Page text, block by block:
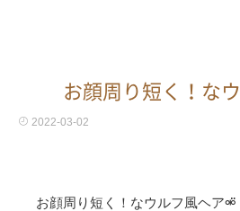
お顔周り短く！な
2022-03-02
お顔周り短く！なウルフ風ヘア⚮̈⁡